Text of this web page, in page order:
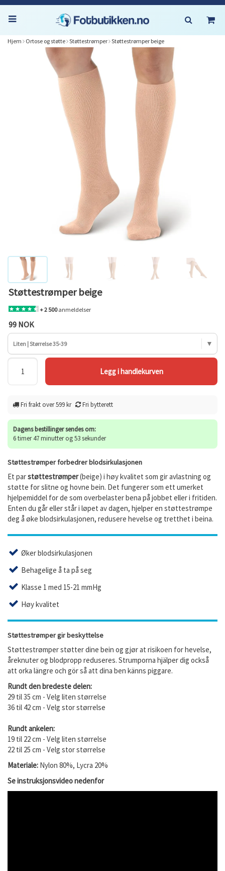
Hjem Ortose og støtte Støttestrømper Støttestrømper beige
Støttestrømper beige
+ 2 500anmeldelser
99 NOK
Liten | Størrelse 35-39
Fri frakt over 599 kr Fri bytterett
Dagens bestillinger sendes om:
6 timer 47 minutter og 53 sekunder
Støttestrømper forbedrer blodsirkulasjonen
Et parstøttestrømper(beige) i høy kvalitet som gir avlastning og
støtte for slitne og hovne bein. Det fungerer som ett umerket
hjelpemiddel for de som overbelaster bena på jobbet eller i fritiden.
Enten du går eller står i løpet av dagen, hjelper en støttestrømpe
deg å øke blodsirkulasjonen, redusere hevelse og tretthet i beina.
Øker blodsirkulasjonen
Behagelige å ta på seg
Klasse 1 med 15-21 mmHg
Høy kvalitet
Støttestrømper gir beskyttelse
Støttestrømper støtter dine bein og gjør at risikoen for hevelse,
åreknuter og blodpropp reduseres. Strumporna hjälper dig också
att orka längre och gör så att dina ben känns piggare.
Rundt den bredeste delen:
29 til 35 cm - Velg liten størrelse
36 til 42 cm - Velg stor størrelse
Rundt ankelen:
19 til 22 cm - Velg liten størrelse
22 til 25 cm - Velg stor størrelse
Materiale: Nylon 80%, Lycra 20%
Se instruksjonsvideo nedenfor